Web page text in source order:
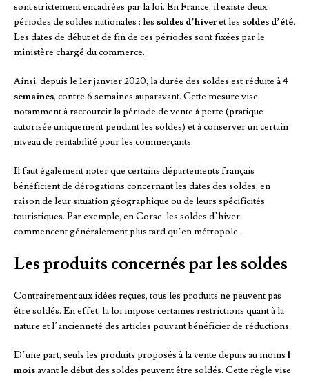
sont strictement encadrées par la loi. En France, il existe deux
périodes de soldes nationales : les soldes d’hiveret les soldes d’été.
Les dates de début et de fin de ces périodes sont fixées par le
ministère chargé du commerce.
Ainsi, depuis le 1er janvier 2020, la durée des soldes est réduite à4
semaines, contre 6 semaines auparavant. Cette mesure vise
notamment à raccourcir la période de vente à perte (pratique
autorisée uniquement pendant les soldes) et à conserver un certain
niveau de rentabilité pour les commerçants.
Il faut également noter que certains départements français
bénéficient de dérogations concernant les dates des soldes, en
raison de leur situation géographique ou de leurs spécificités
touristiques. Par exemple, en Corse, les soldes d’hiver
commencent généralement plus tard qu’en métropole.
Les produits concernés par les soldes
Contrairement aux idées reçues, tous les produits ne peuvent pas
être soldés. En effet, la loi impose certaines restrictions quant à la
nature et l’ancienneté des articles pouvant bénéficier de réductions.
D’une part, seuls les produits proposés à la vente depuis au moins1
moisavant le début des soldes peuvent être soldés. Cette règle vise